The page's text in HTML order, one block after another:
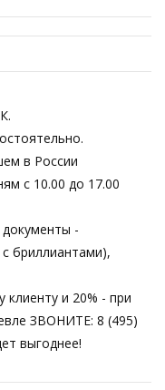
в России
с 10.00 до 17.00
-
бриллиантами),
клиенту и 20% - при
ЗВОНИТЕ: 8 (495)
выгоднее!